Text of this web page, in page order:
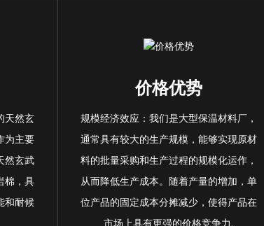
天然玄
为主要
然玄武
棉，具
和耐候
价格优势
规模经济效应：我们是大型保温材料厂，
通常具有较大的生产规模，能够实现原材
料的批量采购和生产过程的规模化运作，
从而降低生产成本。随着产量的增加，单
位产品的固定成本分摊减少，使得产品在
市场上具有更强的价格竞争力.